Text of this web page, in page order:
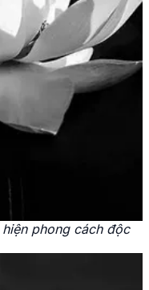
phong cách độc